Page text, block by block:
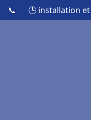
📞 🕒 installation